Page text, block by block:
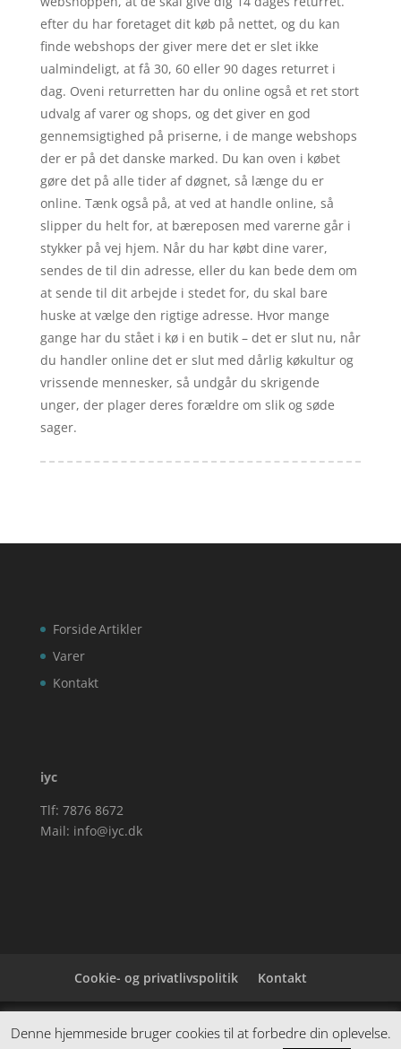
efter du har foretaget dit køb på nettet, og du kan
finde webshops der giver mere det er slet ikke
ualmindeligt, at få 30, 60 eller 90 dages returret i
dag. Oveni returretten har du online også et ret stort
udvalg af varer og shops, og det giver en god
gennemsigtighed på priserne, i de mange webshops
der er på det danske marked. Du kan oven i købet
gøre det på alle tider af døgnet, så længe du er
online. Tænk også på, at ved at handle online, så
slipper du helt for, at bæreposen med varerne går i
stykker på vej hjem. Når du har købt dine varer,
sendes de til din adresse, eller du kan bede dem om
at sende til dit arbejde i stedet for, du skal bare
huske at vælge den rigtige adresse. Hvor mange
gange har du stået i kø i en butik – det er slut nu, når
du handler online det er slut med dårlig køkultur og
vrissende mennesker, så undgår du skrigende
unger, der plager deres forældre om slik og søde
sager.
Forside
Varer
Kontakt
Artikler
iyc
Tlf: 7876 8672
Mail: info@iyc.dk
Cookie- og privatlivspolitik Kontakt
Denne hjemmeside samler et bredt udvalg af
spændende varer. Siden er et affiiliatesite, og nogle
Denne hjemmeside bruger cookies til at forbedre din oplevelse.